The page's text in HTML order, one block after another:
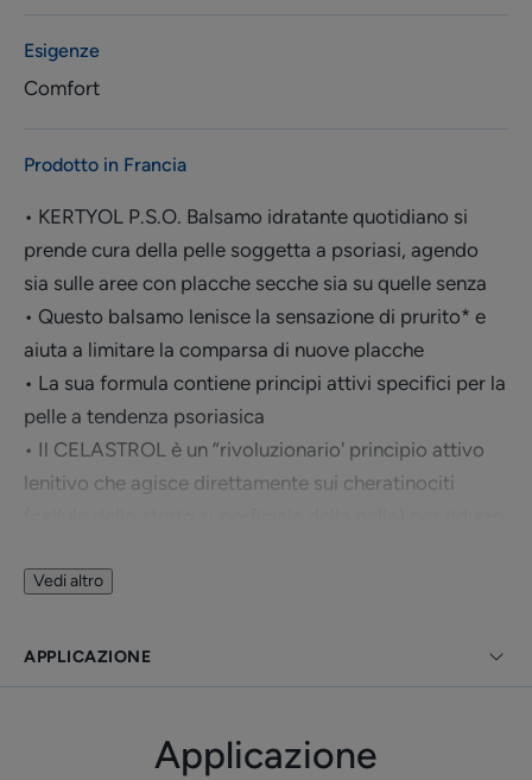
Esigenze
Comfort
Prodotto in Francia
• KERTYOL P.S.O. Balsamo idratante quotidiano si
prende cura della pelle soggetta a psoriasi, agendo
sia sulle aree con placche secche sia su quelle senza
• Questo balsamo lenisce la sensazione di prurito* e
aiuta a limitare la comparsa di nuove placche
• La sua formula contiene principi attivi specifici per la
pelle a tendenza psoriasica
• Il CELASTROL è un “rivoluzionario' principio attivo
lenitivo che agisce direttamente sui cheratinociti
della pelle
di prurito*, riducendo di conseguenza il desiderio di
grattarsi, che di solito provoca riacutizzazione
Vedi altro
APPLICAZIONE
Applicazione